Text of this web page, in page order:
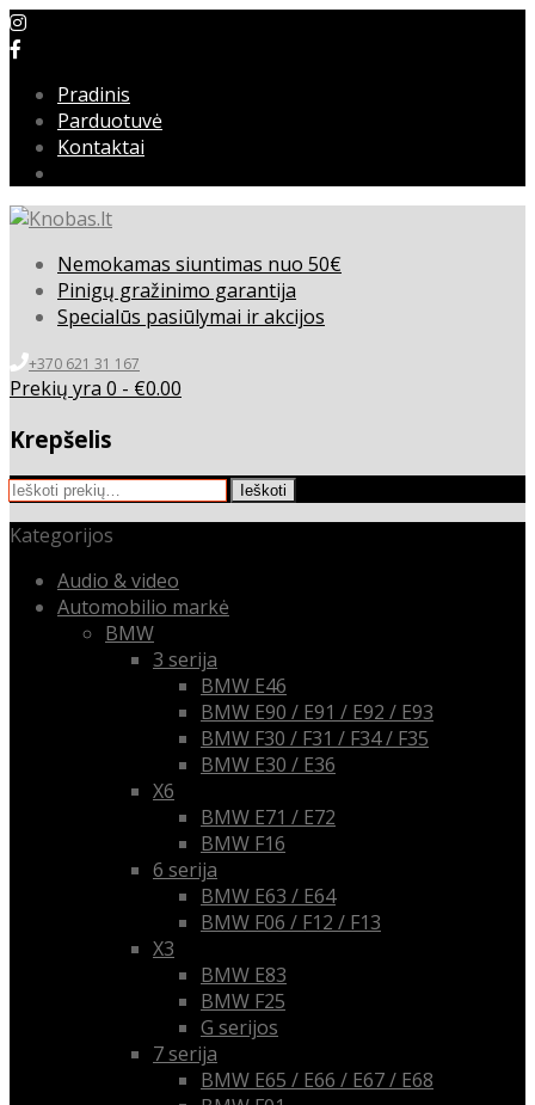
Pradinis
Parduotuvė
Kontaktai
Nemokamas siuntimas nuo 50€
Pinigų gražinimo garantija
Specialūs pasiūlymai ir akcijos
+370 621 31 167
Prekių yra 0 - €0.00
Krepšelis
Ieškoti: Ieškoti
Kategorijos
Audio & video
Automobilio markė
BMW
3 serija
BMW E46
BMW E90 / E91 / E92 / E93
BMW F30 / F31 / F34 / F35
BMW E30 / E36
X6
BMW E71 / E72
BMW F16
6 serija
BMW E63 / E64
BMW F06 / F12 / F13
X3
BMW E83
BMW F25
G serijos
7 serija
BMW E65 / E66 / E67 / E68